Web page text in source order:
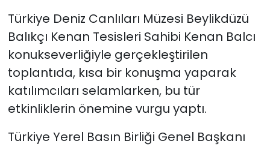
Türkiye Deniz Canlıları Müzesi Beylikdüzü
Balıkçı Kenan Tesisleri Sahibi Kenan Balcı
konukseverliğiyle gerçekleştirilen
toplantıda, kısa bir konuşma yaparak
katılımcıları selamlarken, bu tür
etkinliklerin önemine vurgu yaptı.
Türkiye Yerel Basın Birliği Genel Başkanı